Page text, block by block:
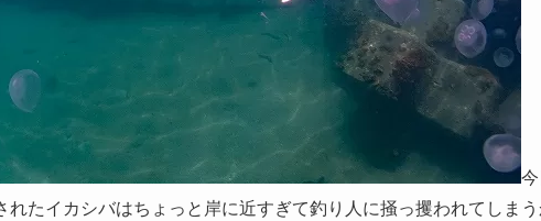
れたイカシバはちょっと岸に近すぎて釣り人に掻っ攫われてしま